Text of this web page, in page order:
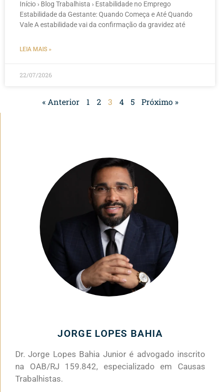
Início › Blog Trabalhista › Estabilidade no Emprego
Estabilidade da Gestante: Quando Começa e Até Quando
Vale A estabilidade vai da confirmação da gravidez até
LEIA MAIS »
22/07/2026
« Anterior 1 2 3 4 5 Próximo »
JORGE LOPES BAHIA
Dr. Jorge Lopes Bahia Junior é advogado inscrito
na OAB/RJ 159.842, especializado em Causas
Trabalhistas.